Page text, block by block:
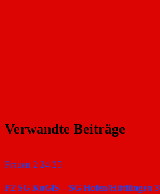
Verwandte Beiträge
Frauen 2 24-25
F2 SG KuGiS – SG Hofen/Hüttlingen 3